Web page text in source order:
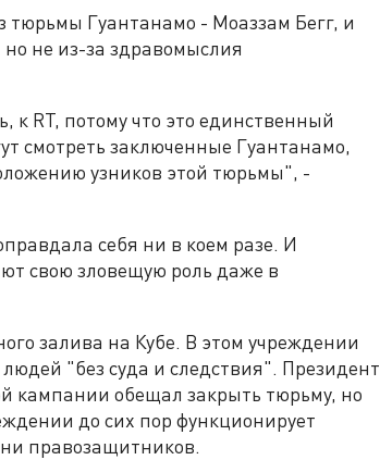
Гуантанамо - Моаззам Бегг, и
не из-за здравомыслия
RT, потому что это единственный
смотреть заключенные Гуантанамо,
узников этой тюрьмы", -
себя ни в коем разе. И
свою зловещую роль даже в
залива на Кубе. В этом учреждении
"без суда и следствия". Президент
кампании обещал закрыть тюрьму, но
до сих пор функционирует
правозащитников.